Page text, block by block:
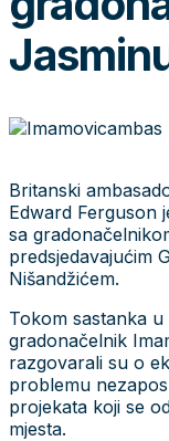
Britanski
Edward Ferguson
sa
predsjedavajućim
Nišandžićem.
Tokom sastanka
gradonačelnik
razgovarali su o
problemu
projekata koji se
mjesta.